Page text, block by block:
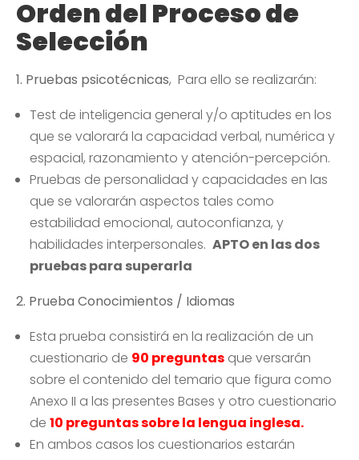
Orden del Proceso de
Selección
1. Pruebas psicotécnicas, Para ello se realizarán:
Test de inteligencia general y/o aptitudes en los
que se valorará la capacidad verbal, numérica y
espacial, razonamiento y atención-percepción.
Pruebas de personalidad y capacidades en las
que se valorarán aspectos tales como
estabilidad emocional, autoconfianza, y
habilidades interpersonales. APTO en las dos
pruebas para superarla
2. Prueba Conocimientos / Idiomas
Esta prueba consistirá en la realización de un
cuestionario de 90 preguntasque versarán
sobre el contenido del temario que figura como
Anexo II a las presentes Bases y otro cuestionario
de 10 preguntas sobre la lengua inglesa.
En ambos casos los cuestionarios estarán